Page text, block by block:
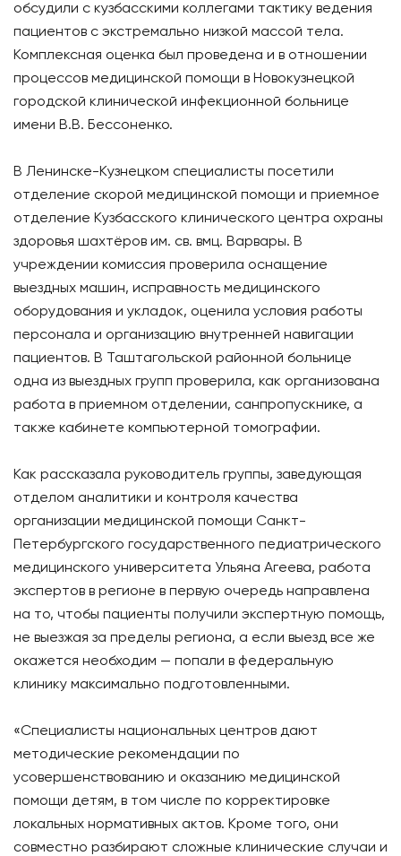
обсудили с кузбасскими коллегами тактику ведения
пациентов с экстремально низкой массой тела.
Комплексная оценка был проведена и в отношении
процессов медицинской помощи в Новокузнецкой
городской клинической инфекционной больнице
имени В.В. Бессоненко.
В Ленинске-Кузнецком специалисты посетили
отделение скорой медицинской помощи и приемное
отделение Кузбасского клинического центра охраны
здоровья шахтёров им. св. вмц. Варвары. В
учреждении комиссия проверила оснащение
выездных машин, исправность медицинского
оборудования и укладок, оценила условия работы
персонала и организацию внутренней навигации
пациентов. В Таштагольской районной больнице
одна из выездных групп проверила, как организована
работа в приемном отделении, санпропускнике, а
также кабинете компьютерной томографии.
Как рассказала руководитель группы, заведующая
отделом аналитики и контроля качества
организации медицинской помощи Санкт-
Петербургского государственного педиатрического
медицинского университета Ульяна Агеева, работа
экспертов в регионе в первую очередь направлена
на то, чтобы пациенты получили экспертную помощь,
не выезжая за пределы региона, а если выезд все же
окажется необходим — попали в федеральную
клинику максимально подготовленными.
«Специалисты национальных центров дают
методические рекомендации по
усовершенствованию и оказанию медицинской
помощи детям, в том числе по корректировке
локальных нормативных актов. Кроме того, они
совместно разбирают сложные клинические случаи и